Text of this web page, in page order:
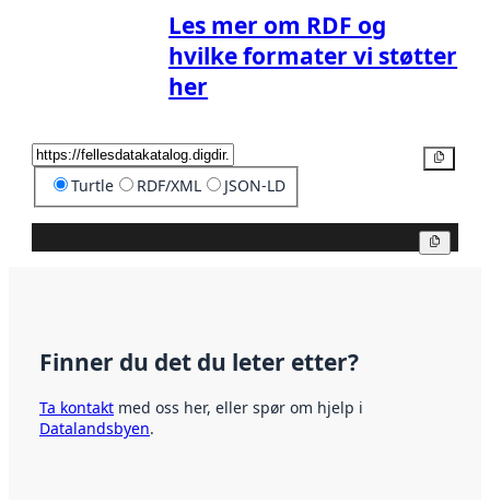
Les mer om RDF og
hvilke formater vi støtter
her
Turtle RDF/XML JSON-LD
Finner du det du leter etter?
Ta kontakt med oss her, eller spør om hjelp i
Datalandsbyen.